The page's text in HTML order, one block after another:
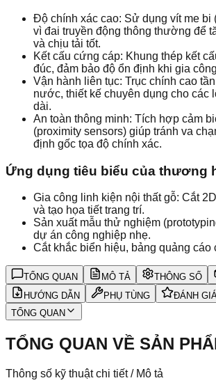
Độ chính xác cao: Sử dụng vít me bi
vì đai truyền động thông thường để
và chịu tải tốt.
Kết cấu cứng cáp: Khung thép kết
đúc, đảm bảo độ ổn định khi gia
Vận hành liên tục: Trục chính cao
nước, thiết kế chuyên dụng cho các
dài.
An toàn thông minh: Tích hợp cảm
(proximity sensors) giúp tránh va
định gốc tọa độ chính xác.
Ứng dụng tiêu biểu của thương
Gia công linh kiện nội thất gỗ: Cắt
và tạo họa tiết trang trí.
Sản xuất mẫu thử nghiệm
dự án công nghiệp nhẹ.
Cắt khắc biển hiệu, bảng quảng cáo
TỔNG QUAN MÔ TẢ THÔNG SỐ
HƯỚNG DẪN
PHỤ TÙNG ĐÁNH
TỔNG QUAN
TỔNG QUAN VỀ SẢN
Thông số kỹ thuật chi tiết / Mô tả